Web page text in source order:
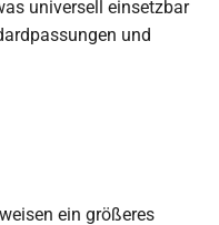
universell einsetzbar
und
ein größeres